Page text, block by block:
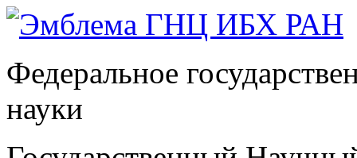
Федеральное
науки